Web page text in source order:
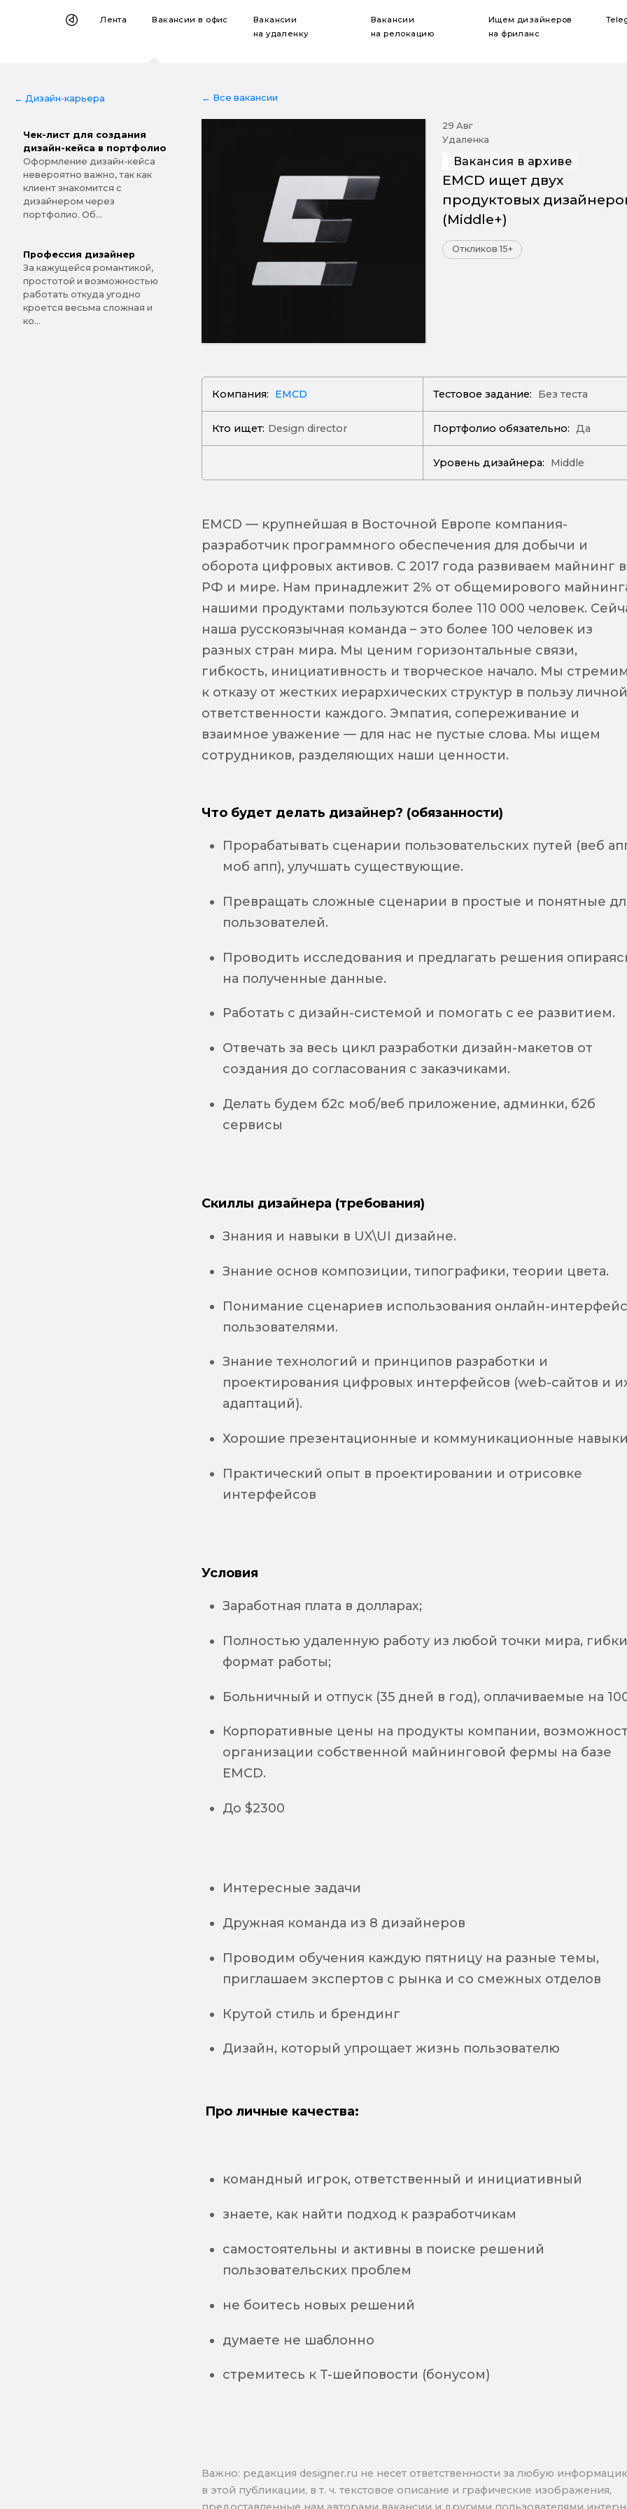
Лента Вакансиив офис
Вакансии
на удаленку
Вакансии
на релокацию
Ищем дизайнеров
на фриланс
← Дизайн-карьера
Чек-лист для создания
дизайн-кейса в портфолио
Оформление дизайн-кейса
невероятно важно, так как
клиент знакомится с
дизайнером через
портфолио. Об...
Профессия дизайнер
За кажущейся романтикой,
простотой и возможностью
работать откуда угодно
кроется весьма сложная и
ко...
← Все вакансии
29 Авг
Удаленка
Вакансия в архиве
EMCD ищет двух
продуктовых
(Middle+)
Откликов 15+
Компания: EMCD Тестовое задание: Без теста
Кто ищет: Design director Портфолио обязательно: Да
Уровень дизайнера: Middle
EMCD — крупнейшая в Восточной Европе компания-
разработчик программного обеспечения для добычи и
оборота цифровых активов. С 2017 года развиваем майнинг в
РФ и мире. Нам принадлежит 2% от общемирового
нашими продуктами пользуются более 110 000 человек.
наша русскоязычная команда – это более 100 человек из
разных стран мира. Мы ценим горизонтальные связи,
гибкость, инициативность и творческое начало. Мы
к отказу от жестких иерархических структур в пользу личной
ответственности каждого. Эмпатия, сопереживание и
взаимное уважение — для нас не пустые слова. Мы ищем
сотрудников, разделяющих наши ценности.
Что будет делать дизайнер? (обязанности)
Прорабатывать сценарии пользовательских путей (веб
моб апп), улучшать существующие.
Превращать сложные сценарии в простые и понятные
пользователей.
Проводить исследования и предлагать решения
на полученные данные.
Работать с дизайн-системой и помогать с ее развитием.
Отвечать за весь цикл разработки дизайн-макетов от
создания до согласования с заказчиками.
Делать будем б2с моб/веб приложение, админки, б2б
сервисы
Скиллы дизайнера (требования)
Знания и навыки в UX\UI дизайне.
Знание основ композиции, типографики, теории цвета.
Понимание сценариев использования онлайн-
пользователями.
Знание технологий и принципов разработки и
проектирования цифровых интерфейсов (web-сайтов и
адаптаций).
Хорошие презентационные и коммуникационные
Практический опыт в проектировании и отрисовке
интерфейсов
Условия
Заработная плата в долларах;
Полностью удаленную работу из любой точки мира,
формат работы;
Больничный и отпуск (35 дней в год), оплачиваемые на
Корпоративные цены на продукты компании,
организации собственной майнинговой фермы на базе
EMCD.
До $2300
Интересные задачи
Дружная команда из 8 дизайнеров
Проводим обучения каждую пятницу на разные темы,
приглашаем экспертов с рынка и со смежных отделов
Крутой стиль и брендинг
Дизайн, который упрощает жизнь пользователю
Про личные качества:
командный игрок, ответственный и инициативный
знаете, как найти подход к разработчикам
самостоятельны и активны в поиске решений
пользовательских проблем
не боитесь новых решений
думаете не шаблонно
стремитесь к T-шейповости (бонусом)
Важно: pедакция designer.ru не несет ответственности за любую
в этой публикации, в т. ч. текстовое описание и графические изображения,